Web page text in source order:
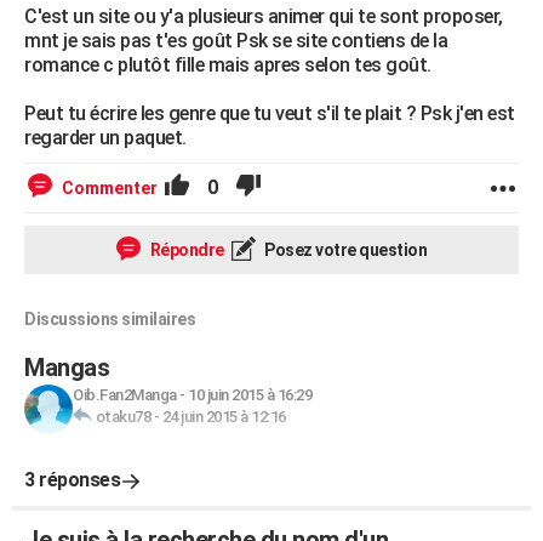
C'est un site ou y'a plusieurs animer qui te sont proposer,
mnt je sais pas t'es goût Psk se site contiens de la
romance c plutôt fille mais apres selon tes goût.
Peut tu écrire les genre que tu veut s'il te plait ? Psk j'en est
regarder un paquet.
Commenter 0
Répondre Posez votre question
Discussions similaires
Mangas
Oib.Fan2Manga- 10 juin 2015 à 16:29
otaku78- 24 juin 2015 à 12:16
3 réponses